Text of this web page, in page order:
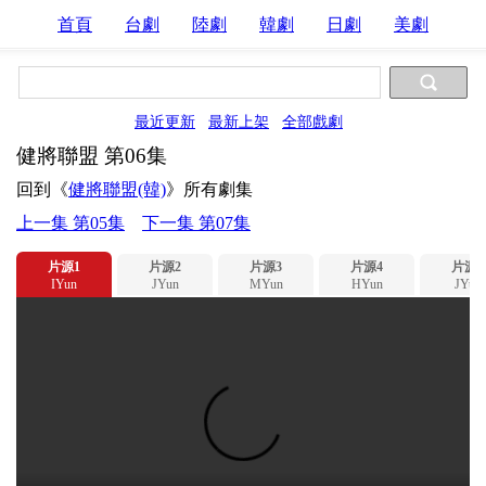
首頁 台劇 陸劇 韓劇 日劇 美劇
最近更新 最新上架 全部戲劇
健將聯盟 第06集
回到《健將聯盟(韓)》所有劇集
上一集 第05集
下一集 第07集
片源1
IYun
片源2
JYun
片源3
MYun
片源4
HYun
片源5
JYun